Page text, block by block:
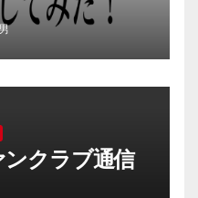
クラブ通信